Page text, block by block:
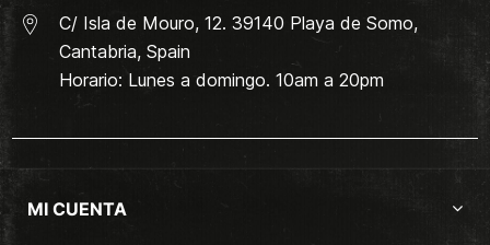
C/ Isla de Mouro, 12. 39140 Playa de Somo,
Cantabria, Spain
Horario: Lunes a domingo. 10am a 20pm
MI CUENTA